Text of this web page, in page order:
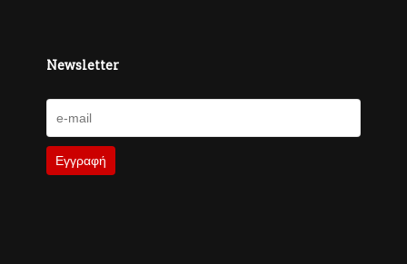
Newsletter